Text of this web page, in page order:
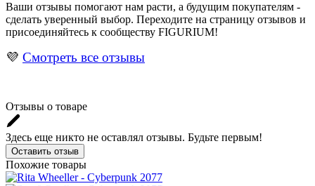
Ваши отзывы помогают нам расти, а будущим покупателям -
сделать уверенный выбор. Переходите на страницу отзывов и
присоединяйтесь к сообществу FIGURIUM!
💜 Смотреть все отзывы
Отзывы о товаре
Здесь еще никто не оставлял отзывы. Будьте первым!
Оставить отзыв
Похожие товары